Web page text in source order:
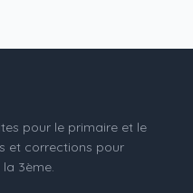
pour le primaire et le
et corrections pour
3ème.